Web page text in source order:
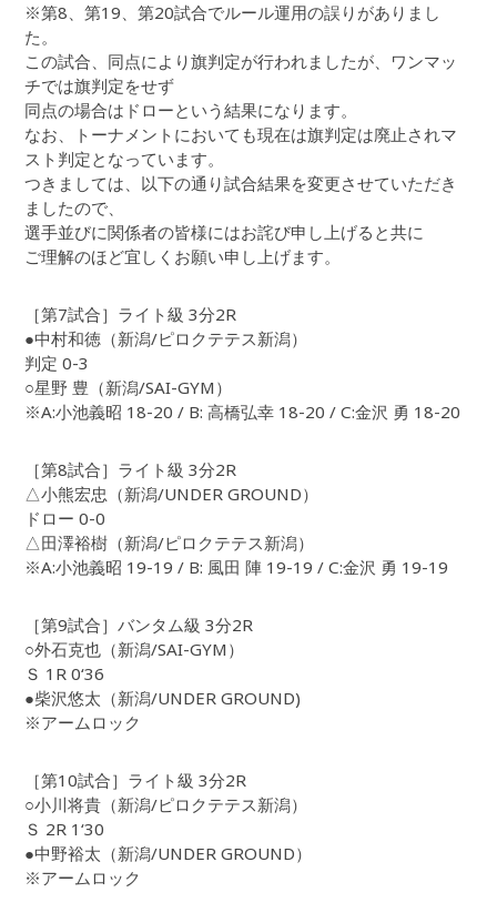
※第8、第19、第20試合でルール運用の誤りがありまし
た。
この試合、同点により旗判定が行われましたが、ワンマッ
チでは旗判定をせず
同点の場合はドローという結果になります。
なお、トーナメントにおいても現在は旗判定は廃止されマ
スト判定となっています。
つきましては、以下の通り試合結果を変更させていただき
ましたので、
選手並びに関係者の皆様にはお詫び申し上げると共に
ご理解のほど宜しくお願い申し上げます。
［第7試合］ライト級 3分2R
●中村和徳（新潟/ピロクテテス新潟）
判定 0-3
○星野 豊（新潟/SAI-GYM）
※A:小池義昭 18-20 / B: 高橋弘幸 18-20 / C:金沢 勇 18-20
［第8試合］ライト級 3分2R
△小熊宏忠（新潟/UNDER GROUND）
ドロー 0-0
△田澤裕樹（新潟/ピロクテテス新潟）
※A:小池義昭 19-19 / B: 風田 陣 19-19 / C:金沢 勇 19-19
［第9試合］バンタム級 3分2R
○外石克也（新潟/SAI-GYM）
Ｓ 1R 0‘36
●柴沢悠太（新潟/UNDER GROUND)
※アームロック
［第10試合］ライト級 3分2R
○小川将貴（新潟/ピロクテテス新潟）
Ｓ 2R 1‘30
●中野裕太（新潟/UNDER GROUND）
※アームロック